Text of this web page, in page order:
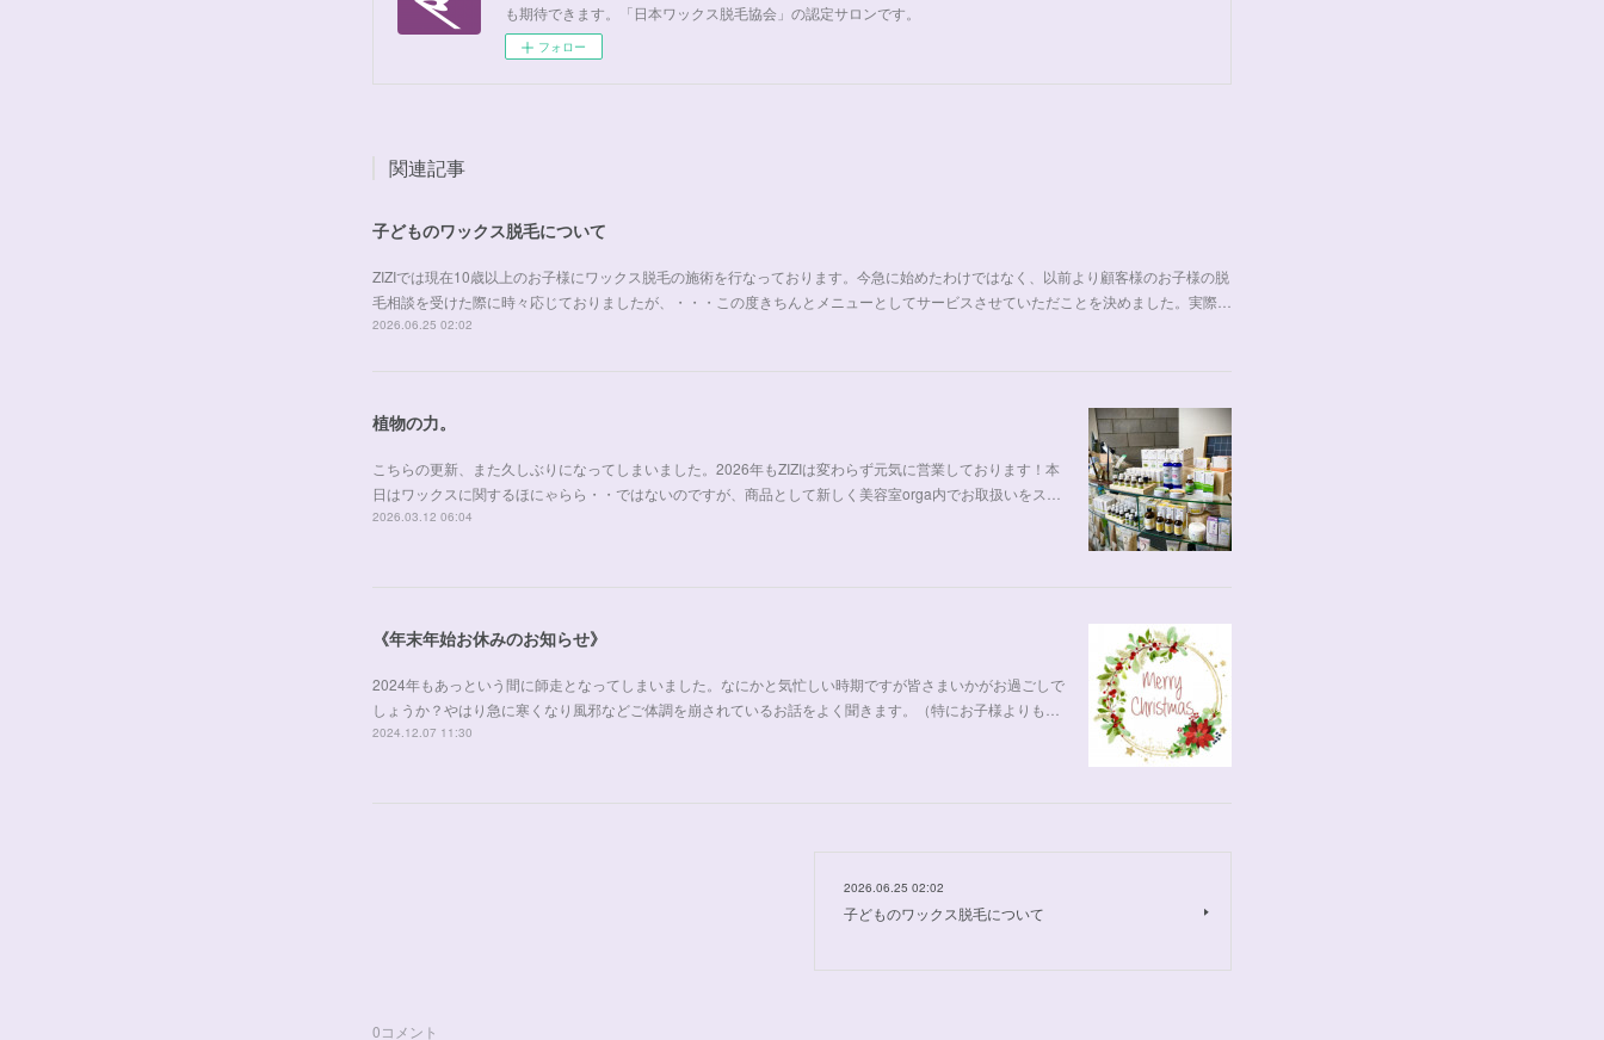
も期待できます。「日本ワックス脱毛協会」の認定サロンです。
フォロー
関連記事
子どものワックス脱毛について
ZIZIでは現在10歳以上のお子様にワックス脱毛の施術を行なっております。今急に始めたわけではなく、以前より顧客様のお子様の脱
毛相談を受けた際に時々応じておりましたが、・・・この度きちんとメニューとしてサービスさせていただことを決めました。実際…
2026.06.25 02:02
植物の力。
こちらの更新、また久しぶりになってしまいました。2026年もZIZIは変わらず元気に営業しております！本
日はワックスに関するほにゃらら・・ではないのですが、商品として新しく美容室orga内でお取扱いをス…
2026.03.12 06:04
《年末年始お休みのお知らせ》
2024年もあっという間に師走となってしまいました。なにかと気忙しい時期ですが皆さまいかがお過ごしで
しょうか？やはり急に寒くなり風邪などご体調を崩されているお話をよく聞きます。（特にお子様よりも…
2024.12.07 11:30
2026.06.25 02:02
子どものワックス脱毛について
0コメント